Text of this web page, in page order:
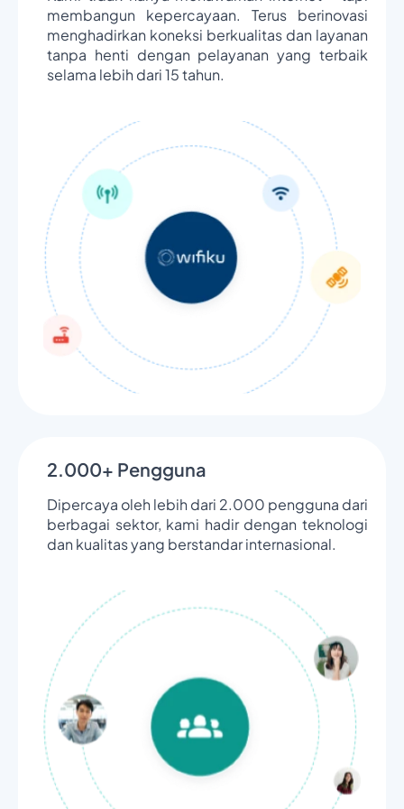
membangun kepercayaan. Terus berinovasi
menghadirkan koneksi berkualitas dan layanan
tanpa henti dengan pelayanan yang terbaik
selama lebih dari 15 tahun.
2.000+ Pengguna
Dipercaya oleh lebih dari 2.000 pengguna dari
berbagai sektor, kami hadir dengan teknologi
dan kualitas yang berstandar internasional.